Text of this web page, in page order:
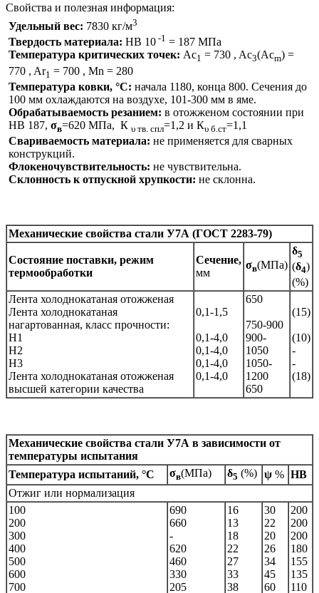
Свойства и полезная информация:
Удельный вес: 7830 кг/м3
Твердость материала: HB 10 -1 = 187 МПа
Температура критических точек: Ac1 = 730 , Ac3(Acm) =
770 , Ar1 = 700 , Mn = 280
Температура ковки, °С: начала 1180, конца 800. Сечения до
100 мм охлаждаются на воздухе, 101-300 мм в яме.
Обрабатываемость резанием: в отожженом состоянии при
HB 187, σв=620 МПа, К υ тв. спл=1,2 и Кυ б.ст=1,1
Свариваемость материала: не применяется для сварных
конструкций.
Флокеночувствительность: не чувствительна.
Склонность к отпускной хрупкости: не склонна.
Механические свойства стали У7А (ГОСТ 2283-79)
Состояние поставки, режим
термообработки
Сечение,
мм
σв(МПа)
δ5
(δ4)
(%)
Лента холоднокатаная отожженая
Лента холоднокатаная
нагартованная, класс прочности:
Н1
Н2
Н3
Лента холоднокатаная отожженая
высшей категории качества
0,1-1,5
0,1-4,0
0,1-4,0
0,1-4,0
0,1-4,0
650
750-900
900-
1050
1050-
1200
650
(15)
(10)
-
-
(18)
Механические свойства стали У7А в зависимости от
температуры испытания
Температура испытаний, °С
σв(МПа) δ5 (%) ψ % НВ
Отжиг или нормализация
100
200
300
400
500
600
700
690
660
-
620
460
330
205
16
13
18
22
27
33
38
30
22
20
26
34
45
60
200
200
200
180
155
135
110